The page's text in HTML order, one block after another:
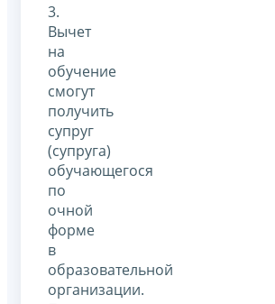
3.
Вычет
на
обучение
смогут
получить
супруг
(супруга)
обучающегося
по
очной
форме
в
образовательной
организации.